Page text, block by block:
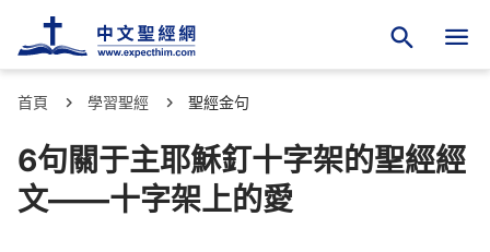
首頁 學習聖經 聖經金句
6句關于主耶穌釘十字架的聖經經
文——十字架上的愛